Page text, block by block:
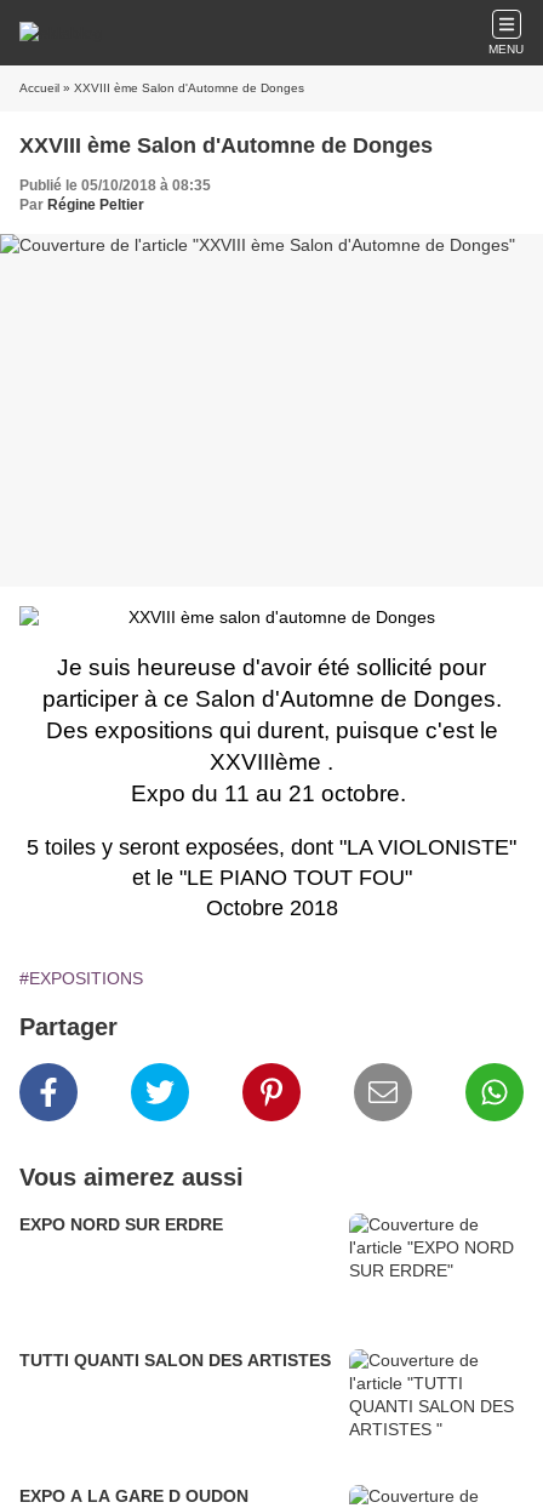
MENU
Accueil » XXVIII ème Salon d'Automne de Donges
XXVIII ème Salon d'Automne de Donges
Publié le 05/10/2018 à 08:35
Par Régine Peltier
Je suis heureuse d'avoir été sollicité pour
participer à ce Salon d'Automne de Donges.
Des expositions qui durent, puisque c'est le
XXVIIIème .
Expo du 11 au 21 octobre.
5 toiles y seront exposées, dont "LA VIOLONISTE"
et le "LE PIANO TOUT FOU"
Octobre 2018
#EXPOSITIONS
Partager
Vous aimerez aussi
EXPO NORD SUR ERDRE
TUTTI QUANTI SALON DES ARTISTES
EXPO A LA GARE D OUDON